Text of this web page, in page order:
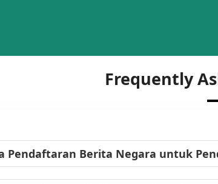
Frequently
Pendaftaran Berita Negara untuk